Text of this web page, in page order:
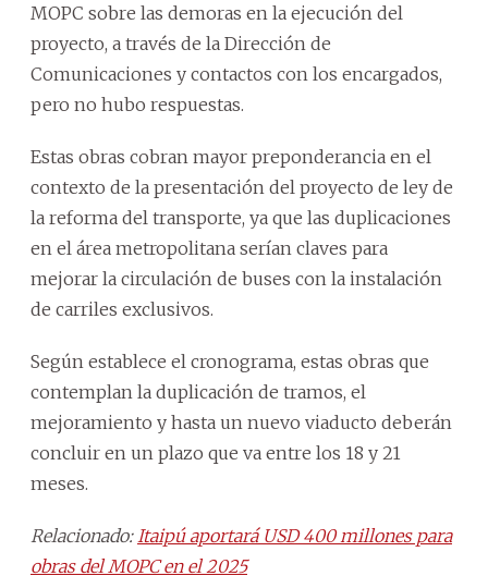
MOPC sobre las demoras en la ejecución del
proyecto, a través de la Dirección de
Comunicaciones y contactos con los encargados,
pero no hubo respuestas.
Estas obras cobran mayor preponderancia en el
contexto de la presentación del proyecto de ley de
la reforma del transporte, ya que las duplicaciones
en el área metropolitana serían claves para
mejorar la circulación de buses con la instalación
de carriles exclusivos.
Según establece el cronograma, estas obras que
contemplan la duplicación de tramos, el
mejoramiento y hasta un nuevo viaducto deberán
concluir en un plazo que va entre los 18 y 21
meses.
Relacionado: Itaipú aportará USD 400 millones para
obras del MOPC en el 2025